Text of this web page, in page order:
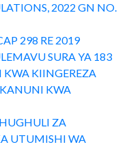
2022 GN NO.
298 RE 2019
SURA YA 183
KIINGEREZA
KWA
ZA
UTUMISHI WA